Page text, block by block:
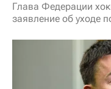
Глава Федерации
заявление об уходе